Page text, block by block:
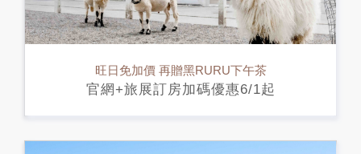
旺日免加價 再贈黑RURU下午茶
官網+旅展訂房加碼優惠6/1起